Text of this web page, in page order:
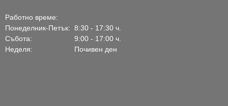
Работно време:
Понеделник-Петък: 8:30 - 17:30 ч.
Събота:
9:00 - 17:00 ч.
Неделя:
Почивен ден